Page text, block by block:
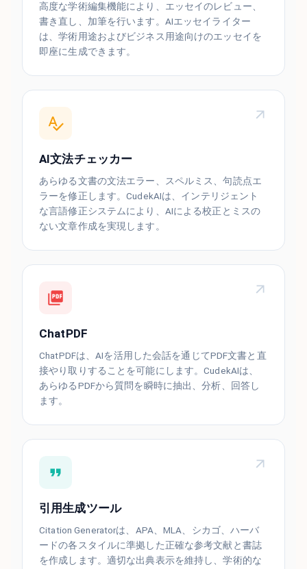
高度な学術編集機能により、エッセイのレビュー、
書き直し、加筆を行います。AIエッセイライター
は、学術用途およびビジネス用途向けのエッセイを
即座に生成できます。
AI文法チェッカー
あらゆる文書の文法エラー、スペルミス、句読点エ
ラーを修正します。CudekAIは、インテリジェント
な言語修正システムにより、AIによる校正とミスの
ない文章作成を実現します。
ChatPDF
ChatPDFは、AIを活用した会話を通じてPDF文書と直
接やり取りすることを可能にします。CudekAIは、
あらゆるPDFから質問を瞬時に抽出、分析、回答し
ます。
引用生成ツール
Citation Generatorは、APA、MLA、シカゴ、ハーバ
ードの各スタイルに準拠した正確な参考文献と書誌
を作成します。適切な出典表示を維持し、学術的な